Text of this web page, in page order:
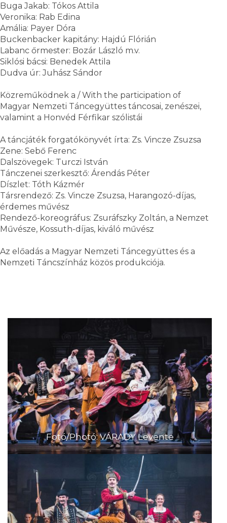
Buga Jakab: Tókos Attila
Veronika: Rab Edina
Amália: Payer Dóra
Buckenbacker kapitány: Hajdú Flórián
Labanc őrmester: Bozár László m.v.
Siklósi bácsi: Benedek Attila
Dudva úr: Juhász Sándor
Közreműködnek a / With the participation of
Magyar Nemzeti Táncegyüttes táncosai, zenészei,
valamint a Honvéd Férfikar szólistái
A táncjáték forgatókönyvét írta: Zs. Vincze Zsuzsa
Zene: Sebő Ferenc
Dalszövegek: Turczi István
Tánczenei szerkesztő: Árendás Péter
Díszlet: Tóth Kázmér
Társrendező: Zs. Vincze Zsuzsa, Harangozó-díjas,
érdemes művész
Rendező-koreográfus: Zsuráfszky Zoltán, a Nemzet
Művésze, Kossuth-díjas, kiváló művész
Az előadás a Magyar Nemzeti Táncegyüttes és a
Nemzeti Táncszínház közös produkciója.
Fotó/Photó: VÁRADY Levente